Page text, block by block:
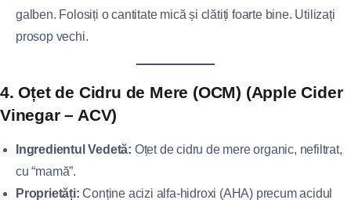
galben. Folosiți o cantitate mică și clătiți foarte bine. Utilizați
prosop vechi.
4. Oțet de Cidru de Mere (OCM) (Apple Cider
Vinegar – ACV)
Ingredientul Vedetă: Oțet de cidru de mere organic, nefiltrat,
cu “mamă”.
Proprietăți: Conține acizi alfa-hidroxi (AHA) precum acidul